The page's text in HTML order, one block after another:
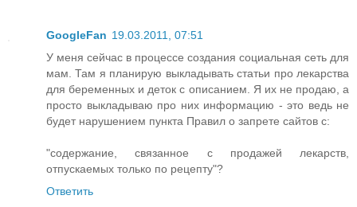
GoogleFan 19.03.2011, 07:51
У меня сейчас в процессе создания социальная сеть для
мам. Там я планирую выкладывать статьи про лекарства
для беременных и деток с описанием. Я их не продаю, а
просто выкладываю про них информацию - это ведь не
будет нарушением пункта Правил о запрете сайтов с:
"содержание, связанное с продажей лекарств,
отпускаемых только по рецепту"?
Ответить